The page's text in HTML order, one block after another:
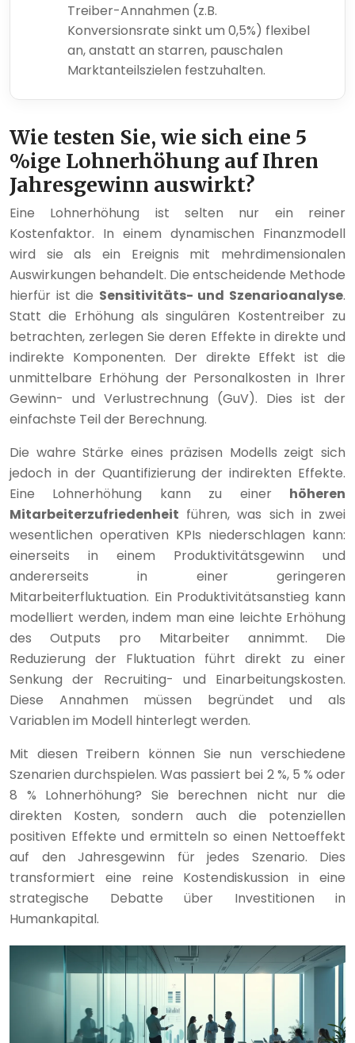
Treiber-Annahmen (z.B.
Konversionsrate sinkt um 0,5%) flexibel
an, anstatt an starren, pauschalen
Marktanteilszielen festzuhalten.
Wie testen Sie, wie sich eine 5
%ige Lohnerhöhung auf Ihren
Jahresgewinn auswirkt?
Eine Lohnerhöhung ist selten nur ein reiner
Kostenfaktor. In einem dynamischen Finanzmodell
wird sie als ein Ereignis mit mehrdimensionalen
Auswirkungen behandelt. Die entscheidende Methode
hierfür ist die Sensitivitäts- und Szenarioanalyse.
Statt die Erhöhung als singulären Kostentreiber zu
betrachten, zerlegen Sie deren Effekte in direkte und
indirekte Komponenten. Der direkte Effekt ist die
unmittelbare Erhöhung der Personalkosten in Ihrer
Gewinn- und Verlustrechnung (GuV). Dies ist der
einfachste Teil der Berechnung.
Die wahre Stärke eines präzisen Modells zeigt sich
jedoch in der Quantifizierung der indirekten Effekte.
Eine Lohnerhöhung kann zu einer höheren
Mitarbeiterzufriedenheit führen, was sich in zwei
wesentlichen operativen KPIs niederschlagen kann:
einerseits in einem Produktivitätsgewinn und
andererseits in einer geringeren
Mitarbeiterfluktuation. Ein Produktivitätsanstieg kann
modelliert werden, indem man eine leichte Erhöhung
des Outputs pro Mitarbeiter annimmt. Die
Reduzierung der Fluktuation führt direkt zu einer
Senkung der Recruiting- und Einarbeitungskosten.
Diese Annahmen müssen begründet und als
Variablen im Modell hinterlegt werden.
Mit diesen Treibern können Sie nun verschiedene
Szenarien durchspielen. Was passiert bei 2 %, 5 % oder
8 % Lohnerhöhung? Sie berechnen nicht nur die
direkten Kosten, sondern auch die potenziellen
positiven Effekte und ermitteln so einen Nettoeffekt
auf den Jahresgewinn für jedes Szenario. Dies
transformiert eine reine Kostendiskussion in eine
strategische Debatte über Investitionen in
Humankapital.